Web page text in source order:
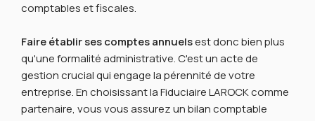
comptables et fiscales.
Faire établir ses comptes annuelsest donc bien plus
qu'une formalité administrative. C'est un acte de
gestion crucial qui engage la pérennité de votre
entreprise. En choisissant la Fiduciaire LAROCK comme
partenaire, vous vous assurez un bilan comptable